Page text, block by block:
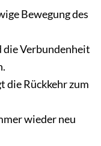
Bewegung des
die Verbundenheit
die Rückkehr zum
wieder neu